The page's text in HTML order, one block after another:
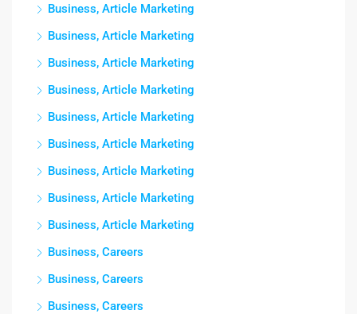
Business, Article Marketing
Business, Article Marketing
Business, Article Marketing
Business, Article Marketing
Business, Article Marketing
Business, Article Marketing
Business, Article Marketing
Business, Article Marketing
Business, Article Marketing
Business, Careers
Business, Careers
Business, Careers